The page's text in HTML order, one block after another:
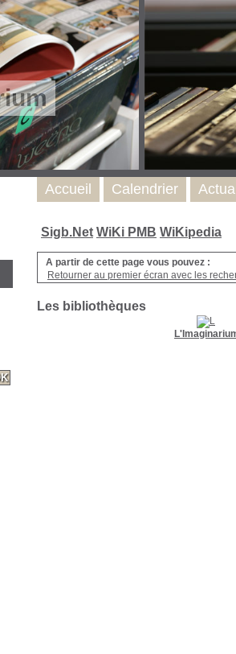
Sigb.Net WiKi PMB WiKipedia
A partir de cette page vous pouvez :
Retourner au premier écran avec les
Les bibliothèques
Accueil Calendrier